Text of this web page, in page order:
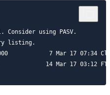
Consider using PASV.
listing.
7 Mar 17 07:34